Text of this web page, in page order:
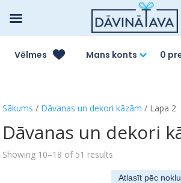
Vēlmes Mans konts 0
Sākums / Dāvanas un dekori kāzām / Lapa 2
Dāvanas un dekori
Showing 10–18 of 51 results